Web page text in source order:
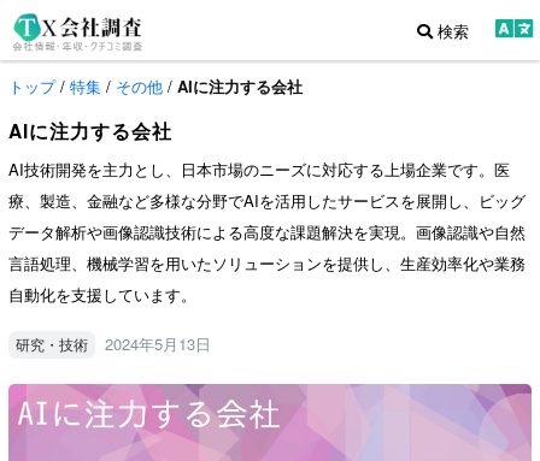
検索
トップ/ 特集 / その他 / AIに注力する会社
AIに注力する会社
AI技術開発を主力とし、日本市場のニーズに対応する上場企業です。医
療、製造、金融など多様な分野でAIを活用したサービスを展開し、ビッグ
データ解析や画像認識技術による高度な課題解決を実現。画像認識や自然
言語処理、機械学習を用いたソリューションを提供し、生産効率化や業務
自動化を支援しています。
研究・技術 2024年5月13日